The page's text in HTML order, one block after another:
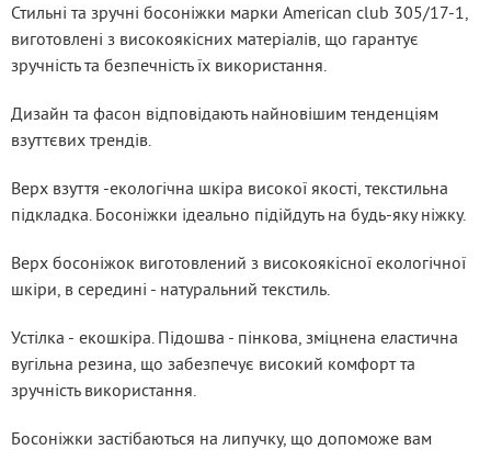
Стильні та зручні босоніжки марки American club 305/17-1,
виготовлені з високоякісних матеріалів, що гарантує
зручність та безпечність їх використання.
Дизайн та фасон відповідають найновішим тенденціям
взуттєвих трендів.
Верх взуття -екологічна шкіра високої якості, текстильна
підкладка. Босоніжки ідеально підійдуть на будь-яку ніжку.
Верх босоніжок виготовлений з високоякісної екологічної
шкіри, в середині - натуральний текстиль.
Устілка - екошкіра. Підошва - пінкова, зміцнена еластична
вугільна резина, що забезпечує високий комфорт та
зручність використання.
Босоніжки застібаються на липучку, що допоможе вам